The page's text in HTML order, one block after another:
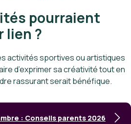
pourraient
lien ?
activités sportives ou artistiques
d’exprimer sa créativité tout en
rassurant serait bénéfique.
: Conseils parents 2026